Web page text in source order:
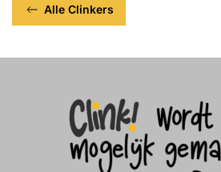
Alle Clinkers